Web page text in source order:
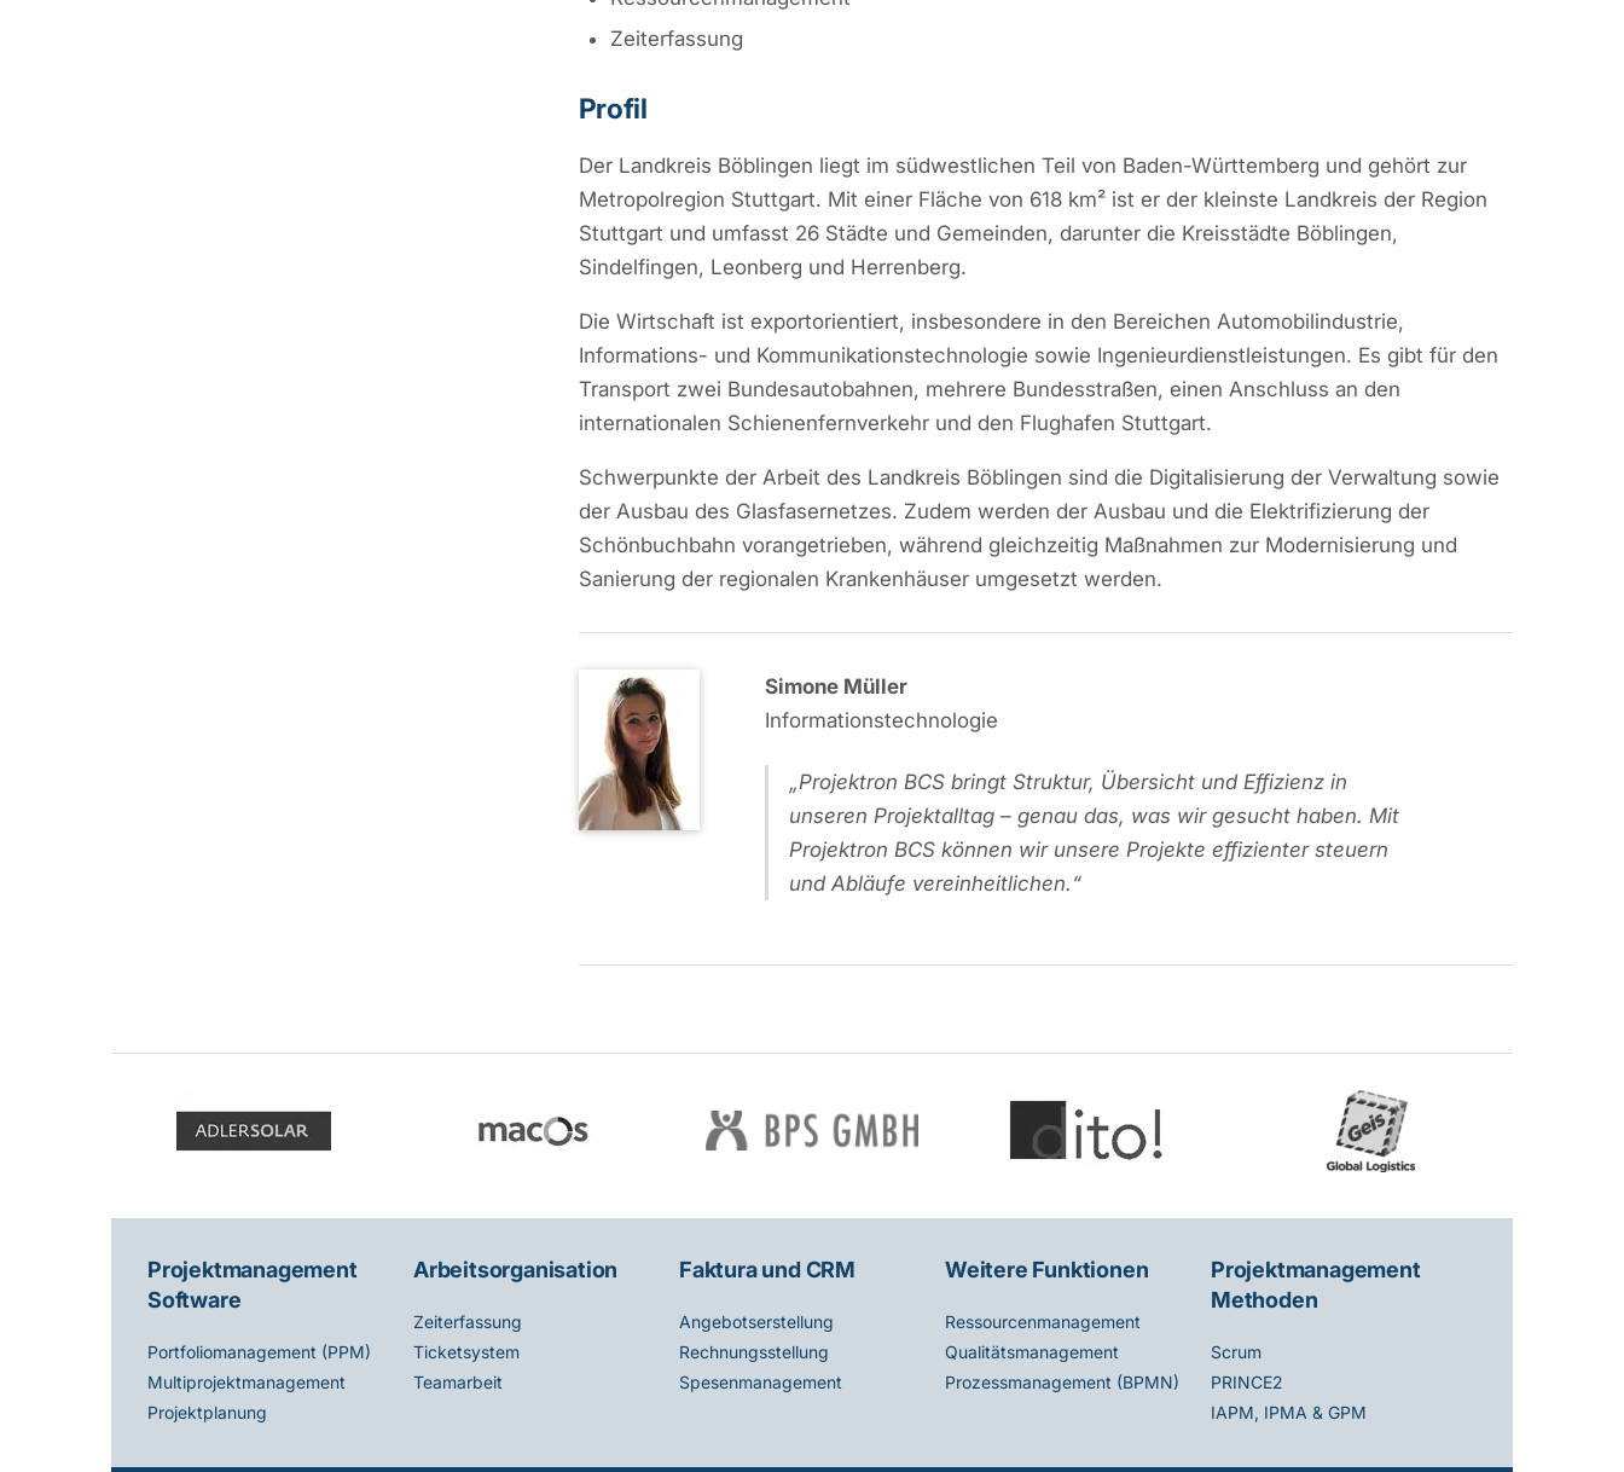
Zeiterfassung
Profil
Der Landkreis Böblingen liegt im südwestlichen Teil von Baden-Württemberg und gehört zur
Metropolregion Stuttgart. Mit einer Fläche von 618 km² ist er der kleinste Landkreis der Region
Stuttgart und umfasst 26 Städte und Gemeinden, darunter die Kreisstädte Böblingen,
Sindelfingen, Leonberg und Herrenberg.
Die Wirtschaft ist exportorientiert, insbesondere in den Bereichen Automobilindustrie,
Informations- und Kommunikationstechnologie sowie Ingenieurdienstleistungen. Es gibt für den
Transport zwei Bundesautobahnen, mehrere Bundesstraßen, einen Anschluss an den
internationalen Schienenfernverkehr und den Flughafen Stuttgart.
Schwerpunkte der Arbeit des Landkreis Böblingen sind die Digitalisierung der Verwaltung sowie
der Ausbau des Glasfasernetzes. Zudem werden der Ausbau und die Elektrifizierung der
Schönbuchbahn vorangetrieben, während gleichzeitig Maßnahmen zur Modernisierung und
Sanierung der regionalen Krankenhäuser umgesetzt werden.
Simone Müller
Informationstechnologie
Projektron BCS bringt Struktur, Übersicht und Effizienz in
unseren Projektalltag – genau das, was wir gesucht haben. Mit
Projektron BCS können wir unsere Projekte effizienter steuern
und Abläufe vereinheitlichen.
Projektmanagement
Software
Portfoliomanagement (PPM)
Multiprojektmanagement
Projektplanung
Arbeitsorganisation
Zeiterfassung
Ticketsystem
Teamarbeit
Faktura und CRM
Angebotserstellung
Rechnungsstellung
Spesenmanagement
Weitere Funktionen
Ressourcenmanagement
Qualitätsmanagement
Prozessmanagement (BPMN)
Projektmanagement
Methoden
Scrum
PRINCE2
IAPM, IPMA & GPM